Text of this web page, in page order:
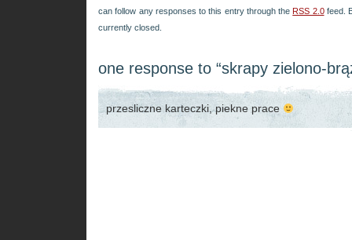
can follow any responses to this entry through the RSS 2.0feed.
currently closed.
one response to “skrapy zielono-
przesliczne karteczki, piekne prace